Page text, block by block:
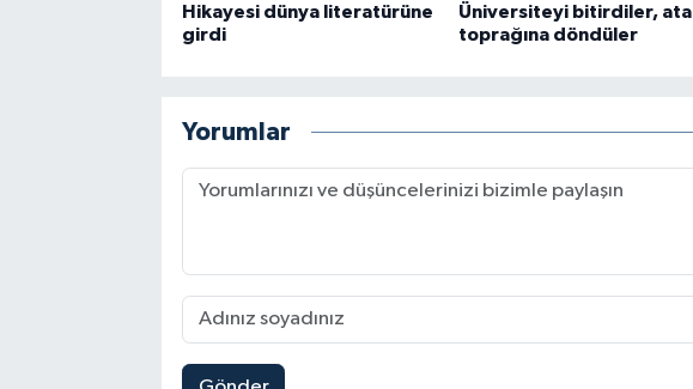
Hikayesi dünya literatürüne
girdi
Üniversiteyi bitirdiler, ata
toprağına döndüler
Yorumlar